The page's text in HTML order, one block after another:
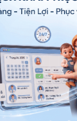
mắc
người tiểu
độ ăn uống
kiểm soát
của cả hai